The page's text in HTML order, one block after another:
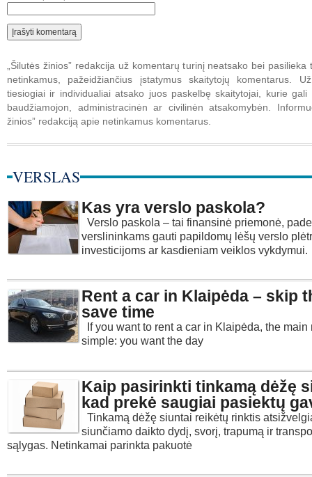
„Šilutės žinios” redakcija už komentarų turinį neatsako bei pasilieka
netinkamus, pažeidžiančius įstatymus skaitytojų komentarus.
tiesiogiai ir individualiai atsako juos paskelbę skaitytojai, kurie gali
baudžiamojon, administracinėn ar civilinėn atsakomybėn.
žinios” redakciją apie netinkamus komentarus.
VERSLAS
Kas yra verslo paskola?
Verslo paskola – tai finansinė priemonė,
verslininkams gauti papildomų lėšų verslo
investicijoms ar kasdieniam veiklos vykdymui.
Rent a car in Klaipėda – skip
save time
If you want to rent a car in Klaipėda, the main
simple: you want the day
Kaip pasirinkti tinkamą dėžę
kad prekė saugiai pasiektų
Tinkamą dėžę siuntai reikėtų rinktis
siunčiamo daikto dydį, svorį, trapumą ir
sąlygas. Netinkamai parinkta pakuotė